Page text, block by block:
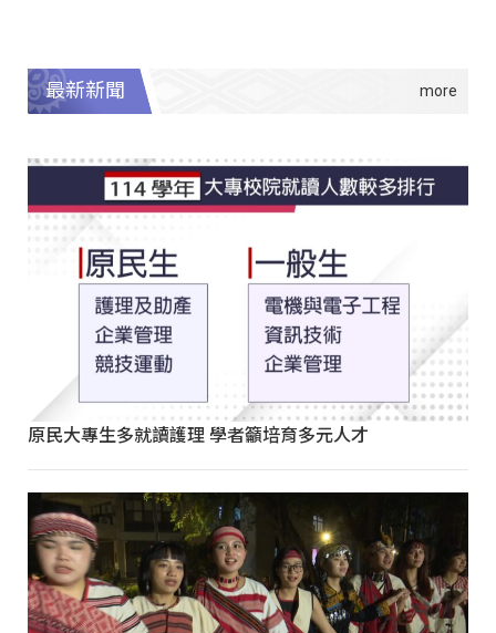
最新新聞
原民大專生多就讀護理 學者籲培育多元人才